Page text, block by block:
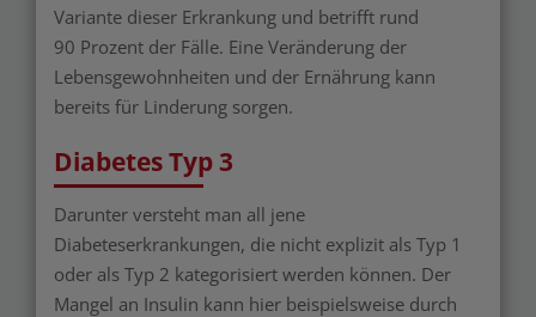
Variante dieser Erkrankung und betrifft rund
90 Prozent der Fälle. Eine Veränderung der
Lebensgewohnheiten und der Ernährung kann
bereits für Linderung sorgen.
Diabetes Typ 3
Darunter versteht man all jene
Diabeteserkrankungen, die nicht explizit als Typ 1
oder als Typ 2 kategorisiert werden können. Der
Mangel an Insulin kann hier beispielsweise durch